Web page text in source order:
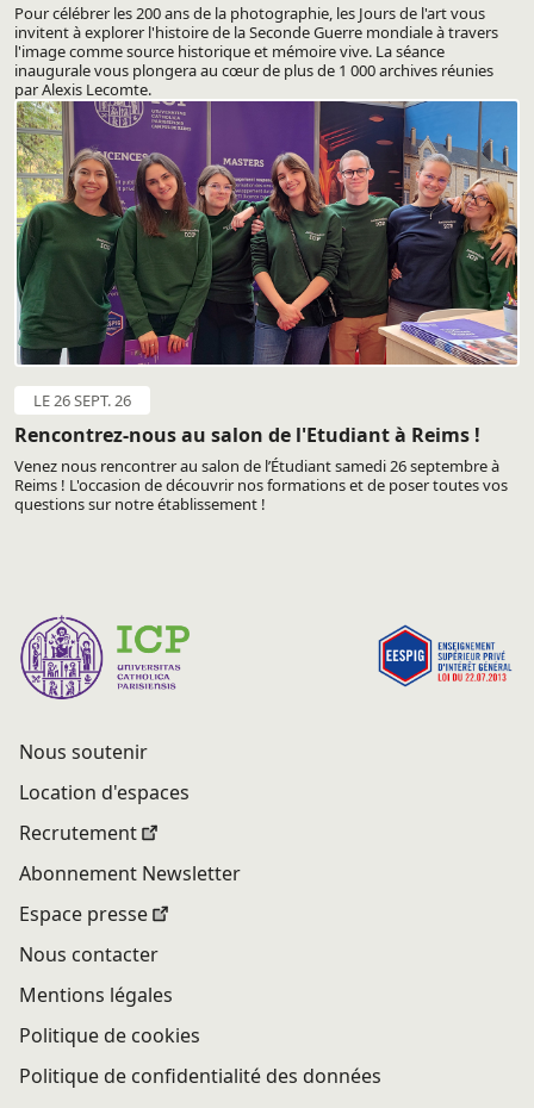
Pour célébrer les 200 ans de la photographie, les Jours de l'art vous
invitent à explorer l'histoire de la Seconde Guerre mondiale à travers
l'image comme source historique et mémoire vive. La séance
inaugurale vous plongera au cœur de plus de 1 000 archives réunies
par Alexis Lecomte.
LE 26 SEPT. 26
Rencontrez-nous au salon de l'Etudiant à Reims !
Venez nous rencontrer au salon de l’Étudiant samedi 26 septembre à
Reims ! L'occasion de découvrir nos formations et de poser toutes vos
questions sur notre établissement !
Nous soutenir
Location d'espaces
Recrutement
Abonnement Newsletter
Espace presse
Nous contacter
Mentions légales
Politique de cookies
Politique de confidentialité des données